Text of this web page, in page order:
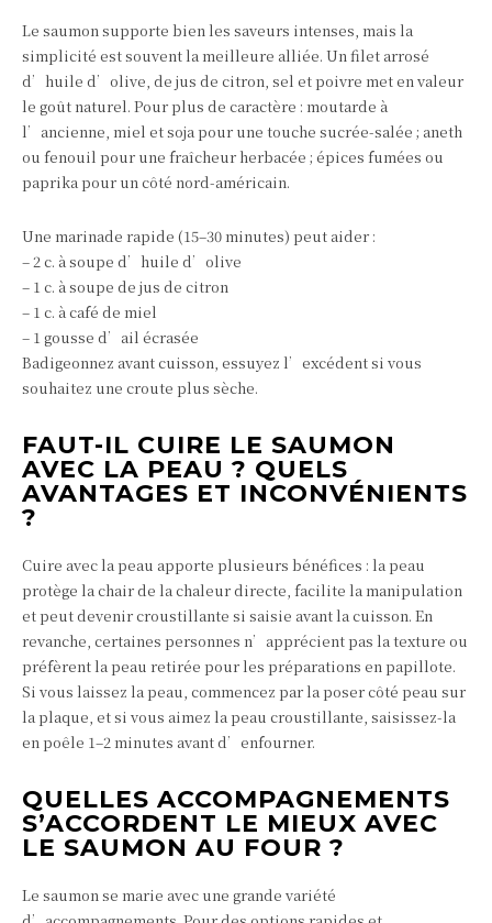
Le saumon supporte bien les saveurs intenses, mais la
simplicité est souvent la meilleure alliée. Un filet arrosé
d’huile d’olive, de jus de citron, sel et poivre met en valeur
le goût naturel. Pour plus de caractère : moutarde à
l’ancienne, miel et soja pour une touche sucrée-salée ; aneth
ou fenouil pour une fraîcheur herbacée ; épices fumées ou
paprika pour un côté nord-américain.
Une marinade rapide (15–30 minutes) peut aider :
– 2 c. à soupe d’huile d’olive
– 1 c. à soupe de jus de citron
– 1 c. à café de miel
– 1 gousse d’ail écrasée
Badigeonnez avant cuisson, essuyez l’excédent si vous
souhaitez une croute plus sèche.
FAUT-IL CUIRE LE SAUMON
AVEC LA PEAU ? QUELS
AVANTAGES ET INCONVÉNIENTS
?
Cuire avec la peau apporte plusieurs bénéfices : la peau
protège la chair de la chaleur directe, facilite la manipulation
et peut devenir croustillante si saisie avant la cuisson. En
revanche, certaines personnes n’apprécient pas la texture ou
préfèrent la peau retirée pour les préparations en papillote.
Si vous laissez la peau, commencez par la poser côté peau sur
la plaque, et si vous aimez la peau croustillante, saisissez-la
en poêle 1–2 minutes avant d’enfourner.
QUELLES ACCOMPAGNEMENTS
S’ACCORDENT LE MIEUX AVEC
LE SAUMON AU FOUR ?
Le saumon se marie avec une grande variété